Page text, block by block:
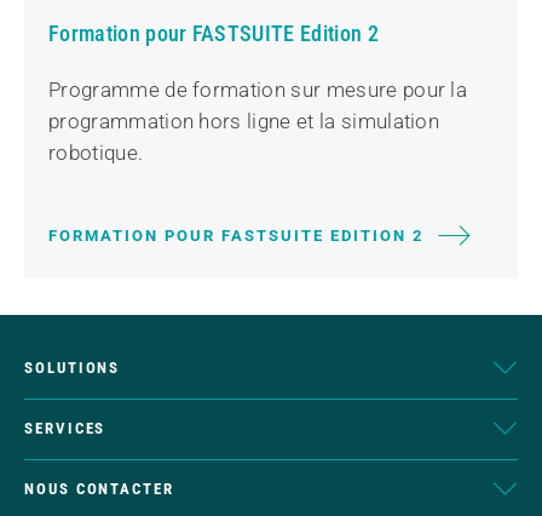
Formation pour FASTSUITE Edition 2
Programme de formation sur mesure pour la
programmation hors ligne et la simulation
robotique.
FORMATION POUR FASTSUITE EDITION 2
SOLUTIONS
SERVICES
NOUS CONTACTER